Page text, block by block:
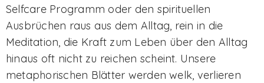
Selfcare Programm oder den spirituellen
Ausbrüchen raus aus dem Alltag, rein in die
Meditation, die Kraft zum Leben über den Alltag
hinaus oft nicht zu reichen scheint. Unsere
metaphorischen Blätter werden welk, verlieren